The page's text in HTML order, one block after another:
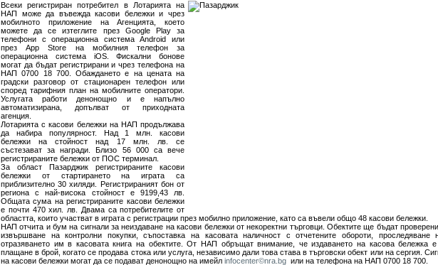
Всеки регистриран потребител в Лотарията на
НАП може да въвежда касови бележки и чрез
мобилното приложение на Агенцията, което
можете да се изтеглите през Google Play за
телефони с операционна система Android или
през App Store на мобилния телефон за
операционна система iOS. Фискални бонове
могат да бъдат регистрирани и чрез телефона на
НАП 0700 18 700. Обаждането е на цената на
градски разговор от стационарен телефон или
според тарифния план на мобилните оператори.
Услугата работи денонощно и е напълно
автоматизирана, допълват от приходната
агенция.
Лотарията с касови бележки на НАП продължава
да набира популярност. Над 1 млн. касови
бележки на стойност над 17 млн. лв. се
състезават за награди. Близо 56 000 са вече
регистрираните бележки от ПОС терминал.
За област Пазарджик регистрираните касови
бележки от стартирането на играта са
приблизително 30 хиляди. Регистрираният бон от
региона с най-висока стойност е 9199,43 лв.
Общата сума на регистрираните касови бележки
е почти 470 хил. лв. Двама са потребителите от
областта, които участват в играта с регистрации през мобилно приложение, като са въвели общо 48 касови бележки.
НАП отчита и бум на сигнали за неиздаване на касови бележки от некоректни търговци. Обектите ще бъдат
извършване на контролни покупки, съпоставка на касовата наличност с отчетените обороти,
отразяването им в касовата книга на обектите. От НAП обръщат внимание, че издаването на касова бележка
плащане в брой, когато се продава стока или услуга, независимо дали това става в търговски обект или на сергия.
на касови бележки могат да се подават денонощно на имейл infocenter©nra.bg или на телефона на НАП 0700 18 700.